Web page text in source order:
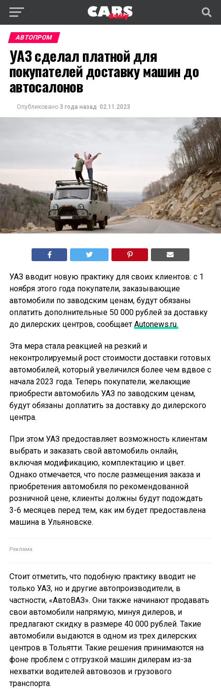
АВТОПРОМ
УАЗ сделал платной для
покупателей доставку машин до
автосалонов
Опубликовано 3 года назад 02.11.2023
УАЗ вводит новую практику для своих клиентов: с 1
ноября этого года покупатели, заказывающие
автомобили по заводским ценам, будут обязаны
оплатить дополнительные 50 000 рублей за доставку
до дилерских центров, сообщает Autonews.ru.
Эта мера стала реакцией на резкий и
неконтролируемый рост стоимости доставки готовых
автомобилей, который увеличился более чем вдвое с
начала 2023 года. Теперь покупатели, желающие
приобрести автомобиль УАЗ по заводским ценам,
будут обязаны доплатить за доставку до дилерского
центра.
При этом УАЗ предоставляет возможность клиентам
выбрать и заказать свой автомобиль онлайн,
включая модификацию, комплектацию и цвет.
Однако отмечается, что после размещения заказа и
приобретения автомобиля по рекомендованной
розничной цене, клиенты должны будут подождать
3-6 месяцев перед тем, как им будет предоставлена
машина в Ульяновске.
Стоит отметить, что подобную практику вводит не
только УАЗ, но и другие автопроизводители, в
частности, «АвтоВАЗ». Они также начинают продавать
свои автомобили напрямую, минуя дилеров, и
предлагают скидку в размере 40 000 рублей. Такие
автомобили выдаются в одном из трех дилерских
центров в Тольятти. Такие решения принимаются на
фоне проблем с отгрузкой машин дилерам из-за
нехватки водителей автовозов и грузового
транспорта.